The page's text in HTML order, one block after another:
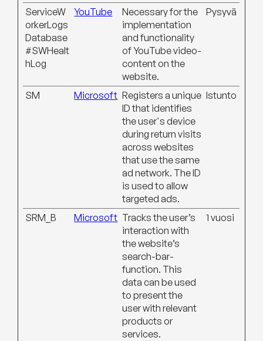
ServiceW
orkerLogs
Database
#SWHealt
hLog
YouTube
Necessary for the
implementation
and functionality
of YouTube video-
content on the
website.
Pysyvä
SM Microsoft Registers a unique
ID that identifies
the user's device
during return visits
across websites
that use the same
ad network. The ID
is used to allow
targeted ads.
Istunto
SRM_B Microsoft Tracks the user’s
interaction with
the website’s
search-bar-
function. This
data can be used
to present the
user with relevant
products or
services.
1 vuosi